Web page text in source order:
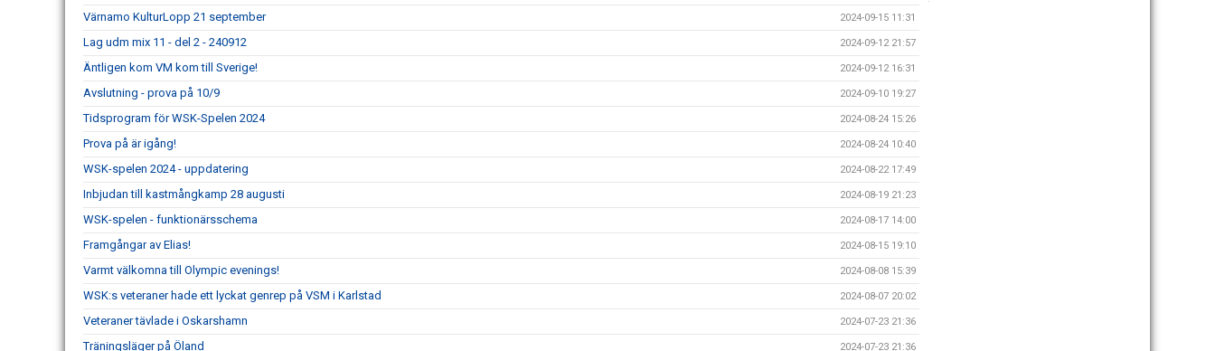
Värnamo KulturLopp 21 september 2024-09-15 11:31
Lag udm mix 11 - del 2 - 240912 2024-09-12 21:57
Äntligen kom VM kom till Sverige! 2024-09-12 16:31
Avslutning - prova på 10/9 2024-09-10 19:27
Tidsprogram för WSK-Spelen 2024 2024-08-24 15:26
Prova på är igång! 2024-08-24 10:40
WSK-spelen 2024 - uppdatering 2024-08-22 17:49
Inbjudan till kastmångkamp 28 augusti 2024-08-19 21:23
WSK-spelen - funktionärsschema 2024-08-17 14:00
Framgångar av Elias! 2024-08-15 19:10
Varmt välkomna till Olympic evenings! 2024-08-08 15:39
WSK:s veteraner hade ett lyckat genrep på VSM i Karlstad 2024-08-07 20:02
Veteraner tävlade i Oskarshamn 2024-07-23 21:36
Träningsläger på Öland 2024-07-23 21:36